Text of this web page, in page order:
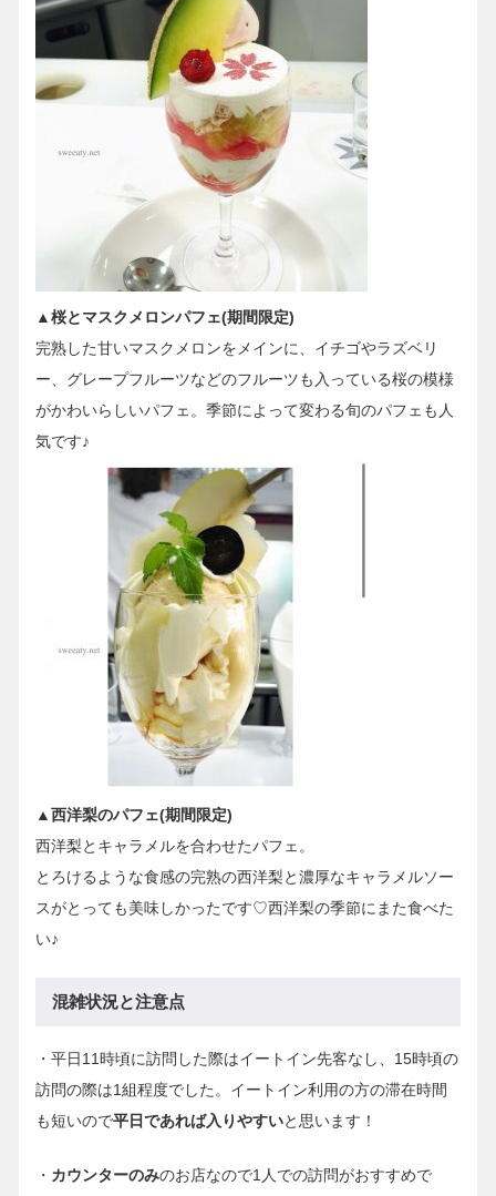
▲桜とマスクメロンパフェ(期間限定)
完熟した甘いマスクメロンをメインに、イチゴやラズベリ
ー、グレープフルーツなどのフルーツも入っている桜の模様
がかわいらしいパフェ。季節によって変わる旬のパフェも人
気です♪
▲西洋梨のパフェ(期間限定)
西洋梨とキャラメルを合わせたパフェ。
とろけるような食感の完熟の西洋梨と濃厚なキャラメルソー
スがとっても美味しかったです♡西洋梨の季節にまた食べた
い♪
混雑状況と注意点
・平日11時頃に訪問した際はイートイン先客なし、15時頃の
訪問の際は1組程度でした。イートイン利用の方の滞在時間
も短いので平日であれば入りやすいと思います！
・ カウンターのみのお店なので1人での訪問がおすすめで